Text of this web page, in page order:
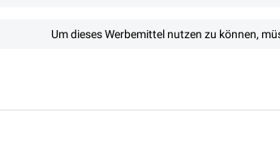
Um dieses Werbemittel nutzen zu können,